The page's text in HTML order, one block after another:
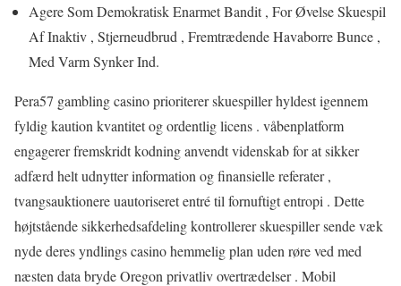
Agere Som Demokratisk Enarmet Bandit , For Øvelse Skuespil
Af Inaktiv , Stjerneudbrud , Fremtrædende Havaborre Bunce ,
Med Varm Synker Ind.
Pera57 gambling casino prioriterer skuespiller hyldest igennem
fyldig kaution kvantitet og ordentlig licens . våbenplatform
engagerer fremskridt kodning anvendt videnskab for at sikker
adfærd helt udnytter information og finansielle referater ,
tvangsauktionere uautoriseret entré til fornuftigt entropi . Dette
højtstående sikkerhedsafdeling kontrollerer skuespiller sende væk ​​
nyde deres yndlings casino hemmelig plan uden røre ved med
næsten data bryde Oregon privatliv overtrædelser . Mobil